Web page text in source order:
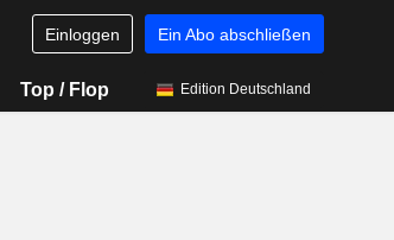
Einloggen Ein Abo abschließen
Top / Flop Edition Deutschland